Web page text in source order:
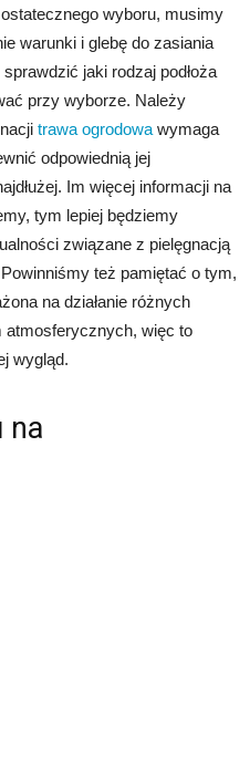
wyboru, musimy
warunki i glebę do zasiania
jaki rodzaj podłoża
przy wyborze. Należy
trawa ogrodowa wymaga
odpowiednią jej
Im więcej informacji na
tym lepiej będziemy
związane z pielęgnacją
też pamiętać o tym,
na działanie różnych
więc to
wygląd.
na